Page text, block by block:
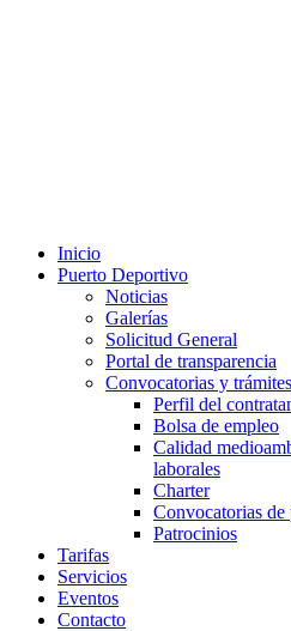
Inicio
Puerto Deportivo
Noticias
Galerías
Solicitud General
Portal de transparencia
Convocatorias y trámites
Perfil del
Bolsa de empleo
Calidad
laborales
Charter
Convocatorias de
Patrocinios
Tarifas
Servicios
Eventos
Contacto